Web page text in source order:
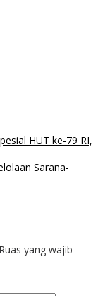
HUT ke-79 RI,
Sarana-
Ruas yang wajib